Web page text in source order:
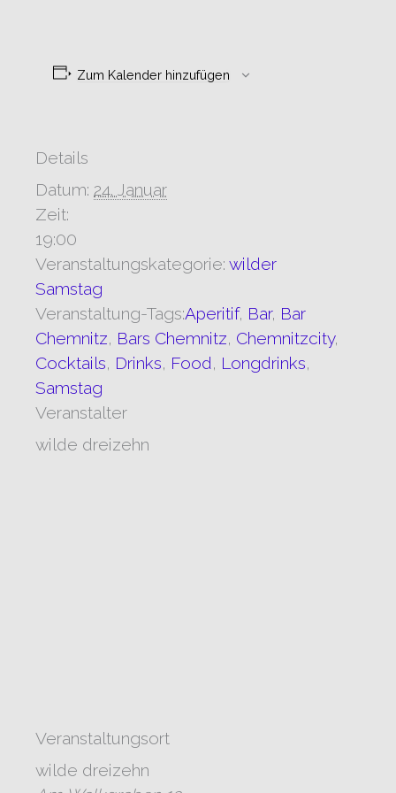
Zum Kalender hinzufügen
Details
Datum: 24. Januar
Zeit:
19:00
Veranstaltungskategorie: wilder
Samstag
Veranstaltung-Tags:Aperitif, Bar, Bar
Chemnitz, Bars Chemnitz, Chemnitzcity,
Cocktails, Drinks, Food, Longdrinks,
Samstag
Veranstalter
wilde dreizehn
Veranstaltungsort
wilde dreizehn